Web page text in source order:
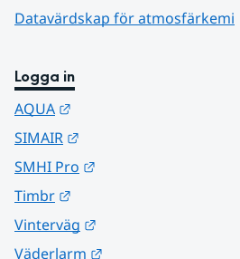
Datavärdskap för atmosfärkemi
Logga in
AQUA
SIMAIR
SMHI Pro
Timbr
Vinterväg
Väderlarm